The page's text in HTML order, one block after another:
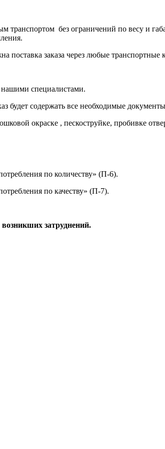
без ограничений по весу и
поставка заказа через любые транспортные
нашими специалистами.
будет содержать все необходимые документы
окраске , пескоструйке, пробивке
по количеству» (П-6).
по качеству» (П-7).
затруднений.